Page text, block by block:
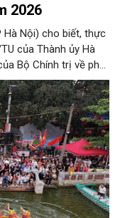
2026
Hà Nội) cho biết, thực
của Thành ủy Hà
Bộ Chính trị về phát
Thành phố Hà Nội,
trong tháng
năm 2026 trên